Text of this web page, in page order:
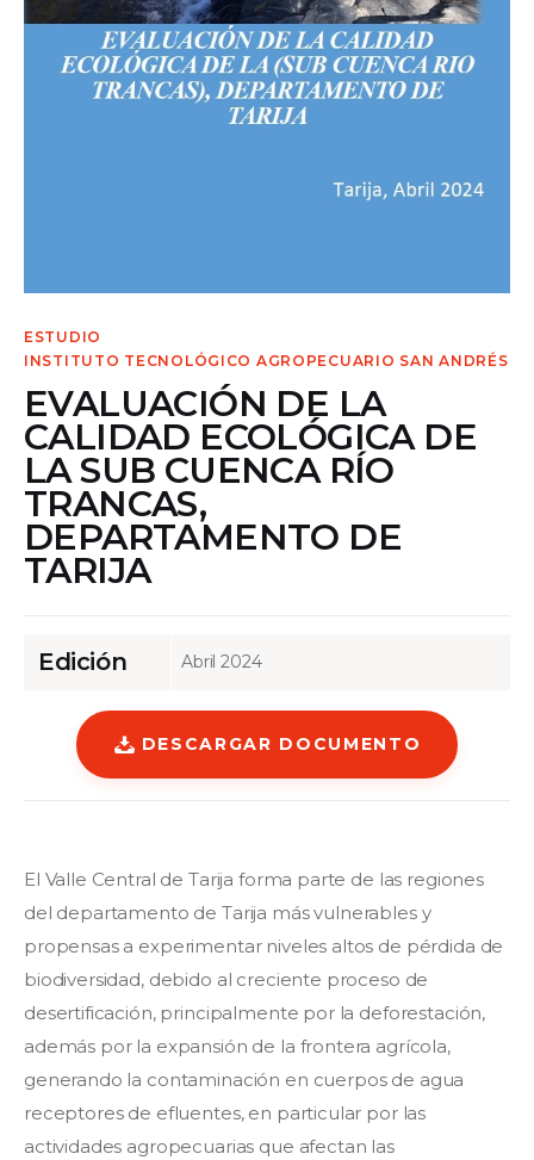
Contacto
ESTUDIO
INSTITUTO TECNOLÓGICO AGROPECUARIO SAN ANDRÉS
EVALUACIÓN DE LA
CALIDAD ECOLÓGICA DE
LA SUB CUENCA RÍO
TRANCAS,
DEPARTAMENTO DE
TARIJA
Edición Abril 2024
DESCARGAR DOCUMENTO
El Valle Central de Tarija forma parte de las regiones
del departamento de Tarija más vulnerables y
propensas a experimentar niveles altos de pérdida de
biodiversidad, debido al creciente proceso de
desertificación, principalmente por la deforestación,
además por la expansión de la frontera agrícola,
generando la contaminación en cuerpos de agua
receptores de efluentes, en particular por las
actividades agropecuarias que afectan las